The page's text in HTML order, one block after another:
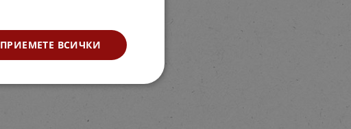
ПРИЕМЕТЕ ВСИЧКИ